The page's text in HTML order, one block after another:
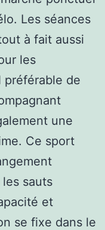
Les séances
à fait aussi
les
préférable de
une
Ce sport
sauts
et
se fixe dans le